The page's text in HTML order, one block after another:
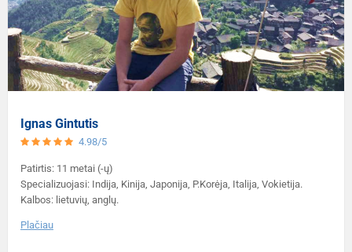
Ignas Gintutis
4.98/5
Patirtis: 11 metai (-ų)
Specializuojasi: Indija, Kinija, Japonija, P.Korėja, Italija, Vokietija.
Kalbos: lietuvių, anglų.
Plačiau